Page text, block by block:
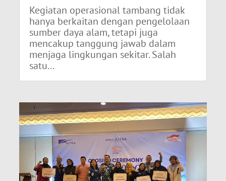
Kegiatan operasional tambang tidak
hanya berkaitan dengan pengelolaan
sumber daya alam, tetapi juga
mencakup tanggung jawab dalam
menjaga lingkungan sekitar. Salah
satu...